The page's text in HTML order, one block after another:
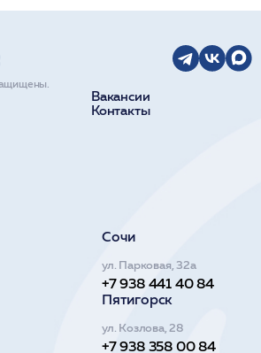
Вакансии
Контакты
Сочи
ул. Парковая, 32а
+7 938 441 40 84
Пятигорск
ул. Козлова, 28
+7 938 358 00 84